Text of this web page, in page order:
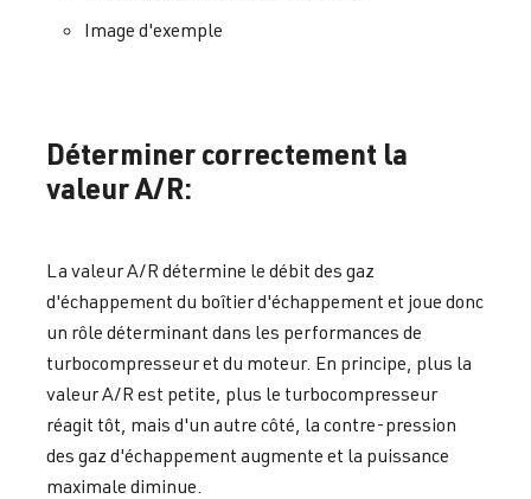
Image d'exemple
Déterminer correctement la
valeur A/R:
La valeur A/R détermine le débit des gaz
d'échappement du boîtier d'échappement et joue donc
un rôle déterminant dans les performances de
turbocompresseur et du moteur. En principe, plus la
valeur A/R est petite, plus le turbocompresseur
réagit tôt, mais d'un autre côté, la contre-pression
des gaz d'échappement augmente et la puissance
maximale diminue.